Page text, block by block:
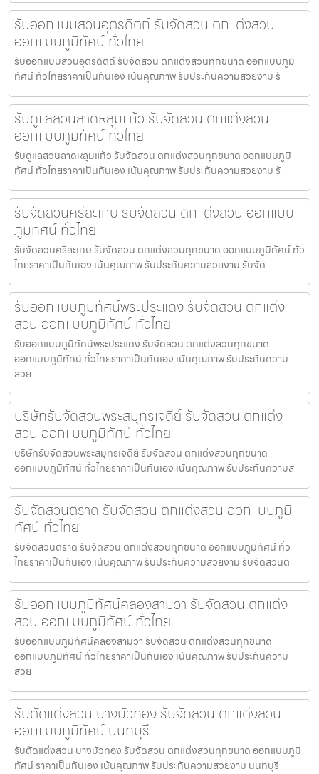
รับออกแบบสวนอุตรดิตถ์ รับจัดสวน ตกแต่งสวน
ออกแบบภูมิทัศน์ ทั่วไทย
รับออกแบบสวนอุตรดิตถ์ รับจัดสวน ตกแต่งสวนทุกขนาด ออกแบบภูมิ
ทัศน์ ทั่วไทยราคาเป็นกันเอง เน้นคุณภาพ รับประกันความสวยงาม รั
รับดูแลสวนลาดหลุมแก้ว รับจัดสวน ตกแต่งสวน
ออกแบบภูมิทัศน์ ทั่วไทย
รับดูแลสวนลาดหลุมแก้ว รับจัดสวน ตกแต่งสวนทุกขนาด ออกแบบภูมิ
ทัศน์ ทั่วไทยราคาเป็นกันเอง เน้นคุณภาพ รับประกันความสวยงาม รั
รับจัดสวนศรีสะเกษ รับจัดสวน ตกแต่งสวน ออกแบบ
ภูมิทัศน์ ทั่วไทย
รับจัดสวนศรีสะเกษ รับจัดสวน ตกแต่งสวนทุกขนาด ออกแบบภูมิทัศน์ ทั่ว
ไทยราคาเป็นกันเอง เน้นคุณภาพ รับประกันความสวยงาม รับจัด
รับออกแบบภูมิทัศน์พระประแดง รับจัดสวน ตกแต่ง
สวน ออกแบบภูมิทัศน์ ทั่วไทย
รับออกแบบภูมิทัศน์พระประแดง รับจัดสวน ตกแต่งสวนทุกขนาด
ออกแบบภูมิทัศน์ ทั่วไทยราคาเป็นกันเอง เน้นคุณภาพ รับประกันความ
สวย
บริษัทรับจัดสวนพระสมุทรเจดีย์ รับจัดสวน ตกแต่ง
สวน ออกแบบภูมิทัศน์ ทั่วไทย
บริษัทรับจัดสวนพระสมุทรเจดีย์ รับจัดสวน ตกแต่งสวนทุกขนาด
ออกแบบภูมิทัศน์ ทั่วไทยราคาเป็นกันเอง เน้นคุณภาพ รับประกันความส
รับจัดสวนตราด รับจัดสวน ตกแต่งสวน ออกแบบภูมิ
ทัศน์ ทั่วไทย
รับจัดสวนตราด รับจัดสวน ตกแต่งสวนทุกขนาด ออกแบบภูมิทัศน์ ทั่ว
ไทยราคาเป็นกันเอง เน้นคุณภาพ รับประกันความสวยงาม รับจัดสวนต
รับออกแบบภูมิทัศน์คลองสามวา รับจัดสวน ตกแต่ง
สวน ออกแบบภูมิทัศน์ ทั่วไทย
รับออกแบบภูมิทัศน์คลองสามวา รับจัดสวน ตกแต่งสวนทุกขนาด
ออกแบบภูมิทัศน์ ทั่วไทยราคาเป็นกันเอง เน้นคุณภาพ รับประกันความ
สวย
รับตัดแต่งสวน บางบัวทอง รับจัดสวน ตกแต่งสวน
ออกแบบภูมิทัศน์ นนทบุรี
รับตัดแต่งสวน บางบัวทอง รับจัดสวน ตกแต่งสวนทุกขนาด ออกแบบภูมิ
ทัศน์ ราคาเป็นกันเอง เน้นคุณภาพ รับประกันความสวยงาม นนทบุรี